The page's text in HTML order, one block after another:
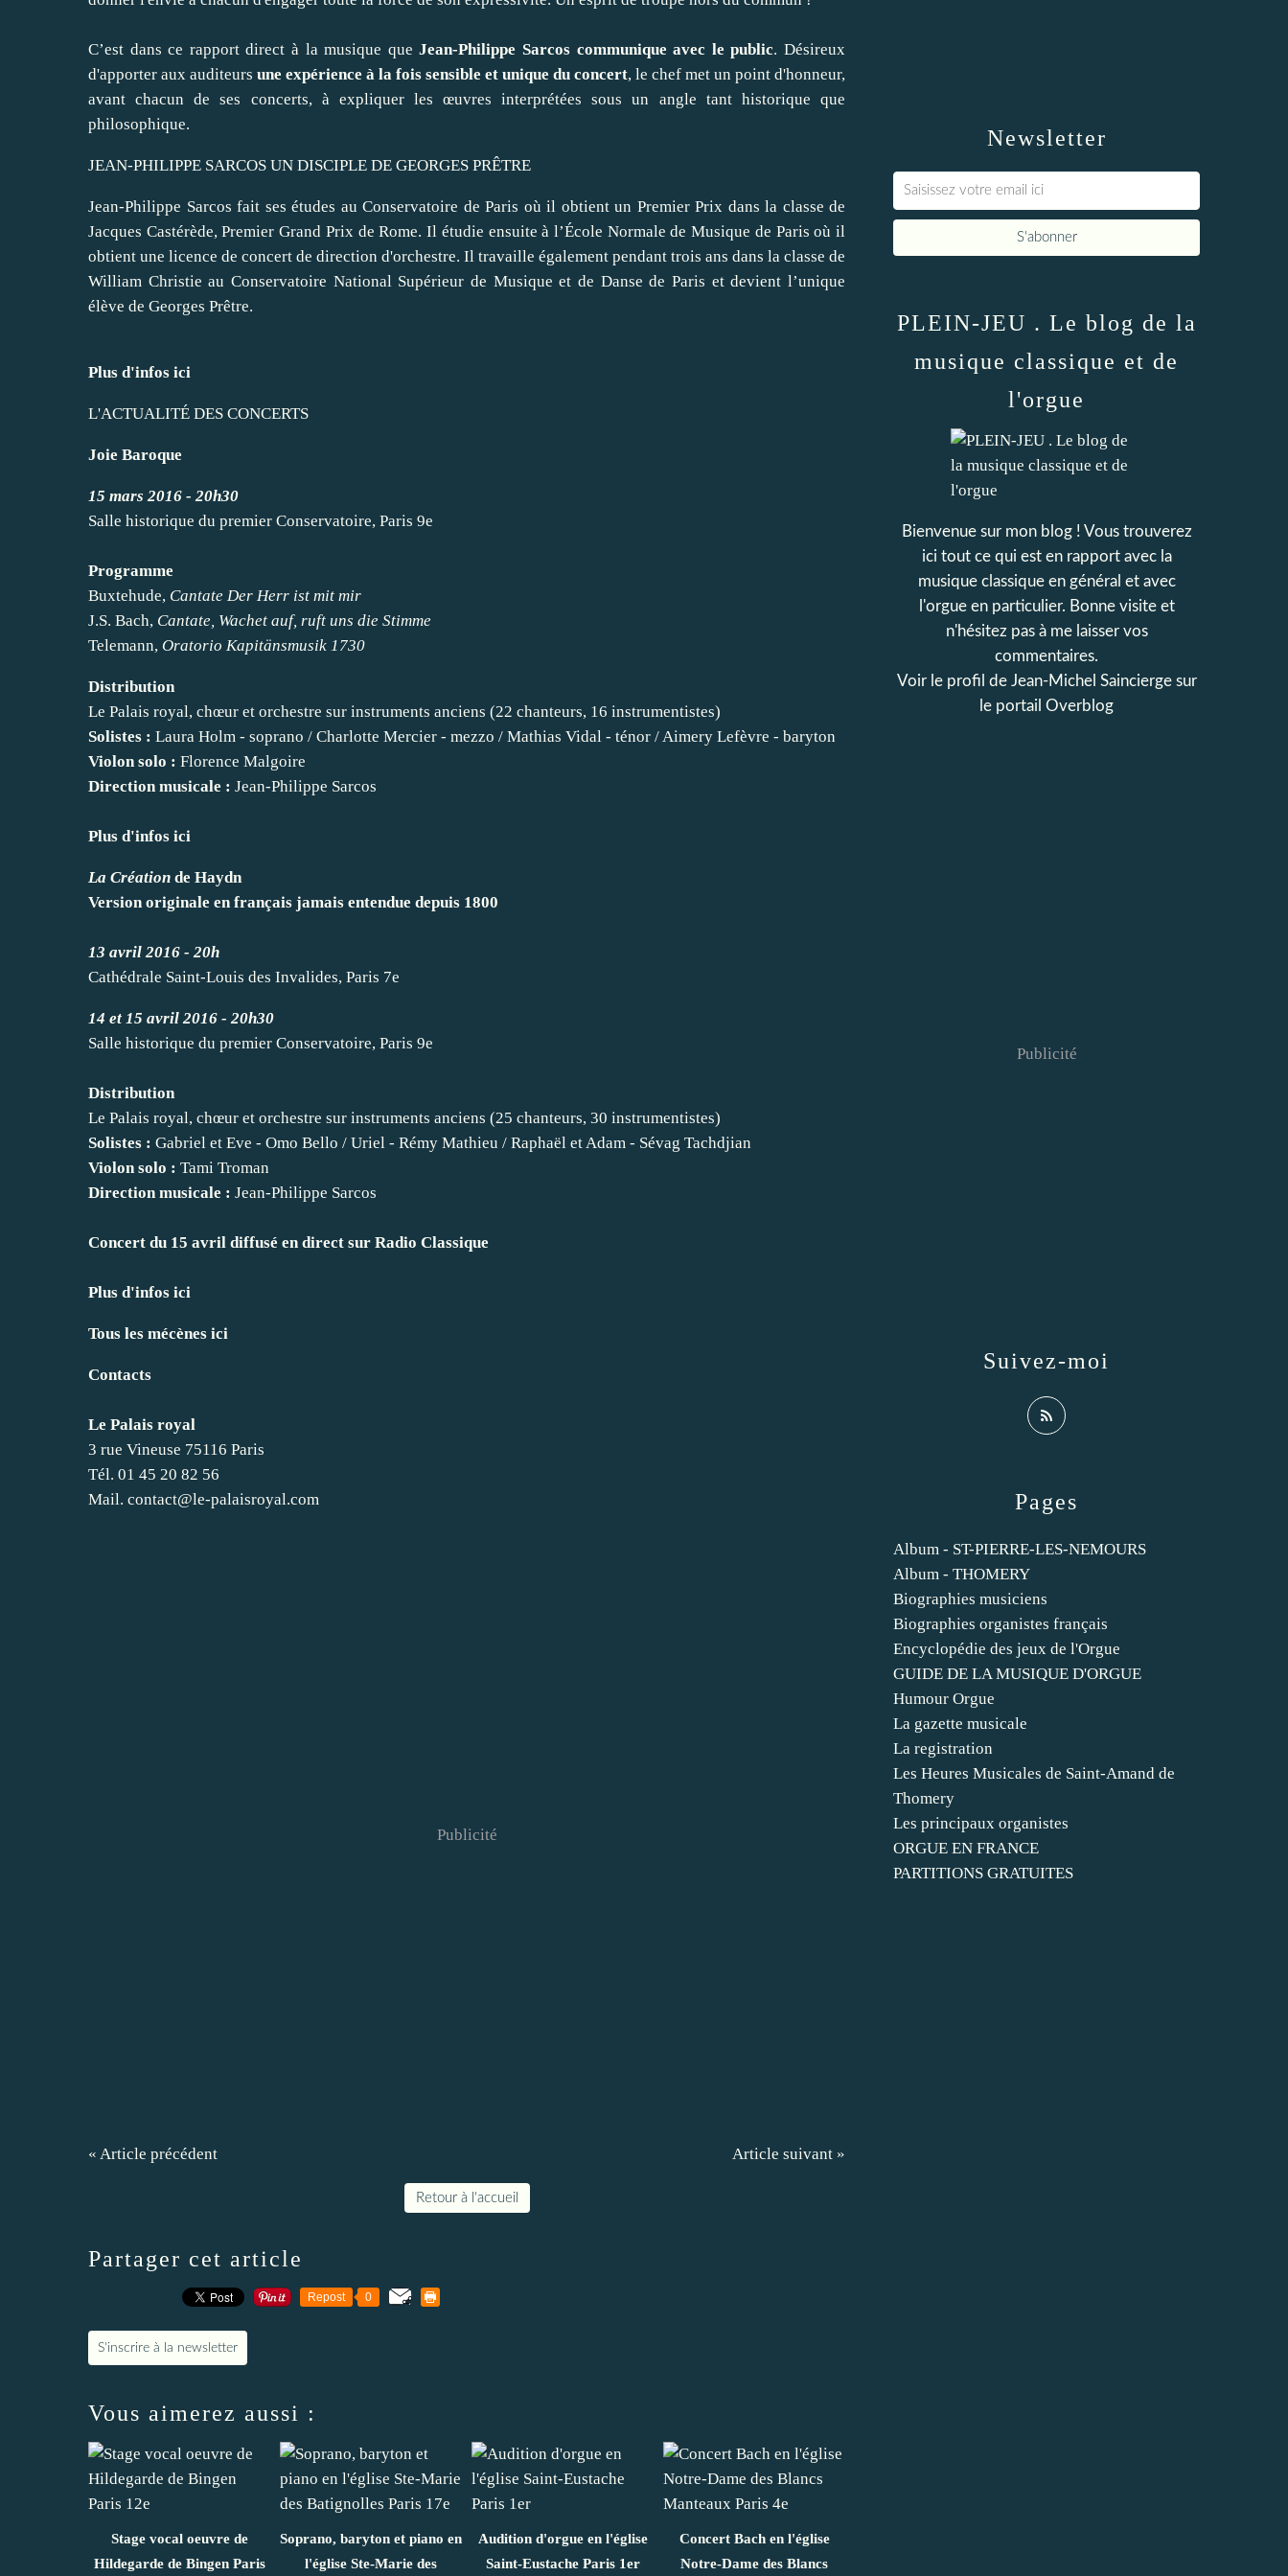
C’est dans ce rapport direct à la musique queJean-Philippe Sarcos communique avec le public. Désireux
d'apporter aux auditeurs une expérience à la fois sensible et unique du concert, le chef met un point d'honneur,
avant chacun de ses concerts, à expliquer les œuvres interprétées sous un angle tant historique que
philosophique.
JEAN-PHILIPPE SARCOS UN DISCIPLE DE GEORGES PRÊTRE
Jean-Philippe Sarcos fait ses études au Conservatoire de Paris où il obtient un Premier Prix dans la classe de
Jacques Castérède, Premier Grand Prix de Rome. Il étudie ensuite à l’École Normale de Musique de Paris où il
obtient une licence de concert de direction d'orchestre. Il travaille également pendant trois ans dans la classe de
William Christie au Conservatoire National Supérieur de Musique et de Danse de Paris et devient l’unique
élève de Georges Prêtre.
Plus d'infos ici
L'ACTUALITÉ DES CONCERTS
Joie Baroque
15 mars 2016 - 20h30
Salle historique du premier Conservatoire, Paris 9e
Programme
Buxtehude, Cantate Der Herr ist mit mir
J.S. Bach, Cantate, Wachet auf, ruft uns die Stimme
Telemann, Oratorio Kapitänsmusik 1730
Distribution
Le Palais royal, chœur et orchestre sur instruments anciens (22 chanteurs, 16 instrumentistes)
Solistes : Laura Holm - soprano / Charlotte Mercier - mezzo / Mathias Vidal - ténor / Aimery Lefèvre - baryton
Violon solo : Florence Malgoire
Direction musicale : Jean-Philippe Sarcos
Plus d'infos ici
La Création de Haydn
Version originale en français jamais entendue depuis 1800
13 avril 2016 - 20h
Cathédrale Saint-Louis des Invalides, Paris 7e
14 et 15 avril 2016 - 20h30
Salle historique du premier Conservatoire, Paris 9e
Distribution
Le Palais royal, chœur et orchestre sur instruments anciens (25 chanteurs, 30 instrumentistes)
Solistes : Gabriel et Eve - Omo Bello / Uriel - Rémy Mathieu / Raphaël et Adam - Sévag Tachdjian
Violon solo : Tami Troman
Direction musicale : Jean-Philippe Sarcos
Concert du 15 avril diffusé en direct sur Radio Classique
Plus d'infos ici
Tous les mécènes ici
Contacts
Le Palais royal
3 rue Vineuse 75116 Paris
Tél. 01 45 20 82 56
Mail. contact@le-palaisroyal.com
Publicité
« Article précédent Article suivant »
Retour à l'accueil
Partager cet article
Repost 0
S'inscrire à la newsletter
Vous aimerez aussi :
Stage vocal oeuvre de
Hildegarde de Bingen Paris
Soprano, baryton et piano en
l'église Ste-Marie des
Audition d'orgue en l'église
Saint-Eustache Paris 1er
Concert Bach en l'église
Notre-Dame des Blancs
Newsletter
Pages
Album - ST-PIERRE-LES-NEMOURS
Album - THOMERY
Biographies musiciens
Biographies organistes français
Encyclopédie des jeux de l'Orgue
GUIDE DE LA MUSIQUE D'ORGUE
Humour Orgue
La gazette musicale
La registration
Les Heures Musicales de Saint-Amand de
Thomery
Les principaux organistes
ORGUE EN FRANCE
PARTITIONS GRATUITES
PLEIN-JEU . Le blog de la
musique classique et de
l'orgue
Bienvenue sur mon blog ! Vous trouverez
ici tout ce qui est en rapport avec la
musique classique en général et avec
l'orgue en particulier. Bonne visite et
n'hésitez pas à me laisser vos
commentaires.
Voir le profil de Jean-Michel Sainciergesur
le portail Overblog
Suivez-moi
Publicité